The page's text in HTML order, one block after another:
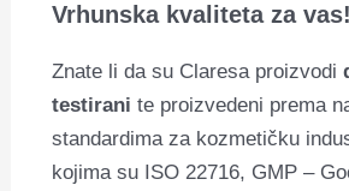
Vrhunska kvaliteta za vas!
Znate li da su Claresa proizvodi
testirani te proizvedeni prema
standardima za kozmetičku
kojima su ISO 22716, GMP –